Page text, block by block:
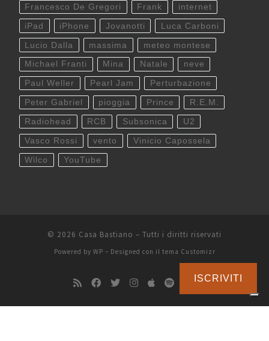
Francesco De Gregori Frank internet
iPad iPhone Jovanotti Luca Carboni
Lucio Dalla massima meteo montese
Michael Franti Mina Natale neve
Paul Weller Pearl Jam Perturbazione
Peter Gabriel pioggia Prince R.E.M.
Radiohead RCB Subsonica U2
Vasco Rossi vento Vinicio Capossela
Wilco YouTube
© 2026 Casa Bastiano – Tutti i diritti riservati
Powered by WP – Designed con il tema Customizr
ISCRIVITI